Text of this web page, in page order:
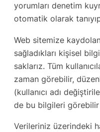
yorumları denetim
otomatik olarak
Web sitemize
sağladıkları kişisel
saklarız. Tüm
zaman görebilir,
(kullanıcı adı
de bu bilgileri
Verileriniz üzerindeki